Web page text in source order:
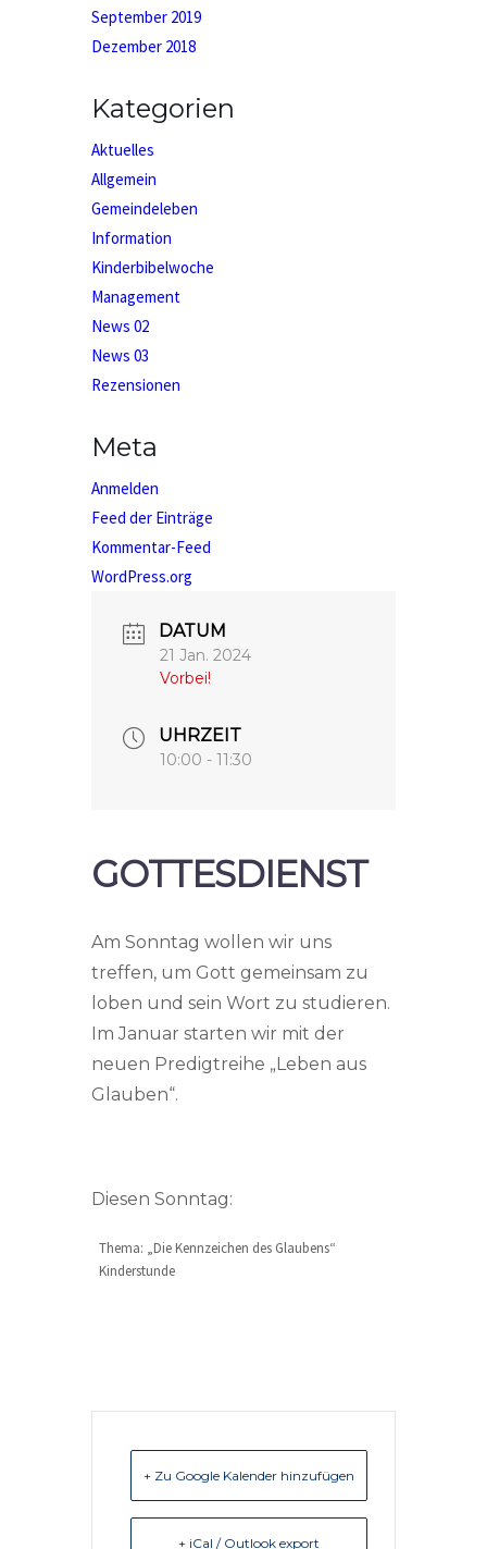
September 2019
Dezember 2018
Kategorien
Aktuelles
Allgemein
Gemeindeleben
Information
Kinderbibelwoche
Management
News 02
News 03
Rezensionen
Meta
Anmelden
Feed der Einträge
Kommentar-Feed
WordPress.org
DATUM
21 Jan. 2024
Vorbei!
UHRZEIT
10:00 - 11:30
GOTTESDIENST
Am Sonntag wollen wir uns
treffen, um Gott gemeinsam zu
loben und sein Wort zu studieren.
Im Januar starten wir mit der
neuen Predigtreihe „Leben aus
Glauben“.
Diesen Sonntag:
Thema: „Die Kennzeichen des Glaubens“
Kinderstunde
+ Zu Google Kalender hinzufügen
+ iCal / Outlook export